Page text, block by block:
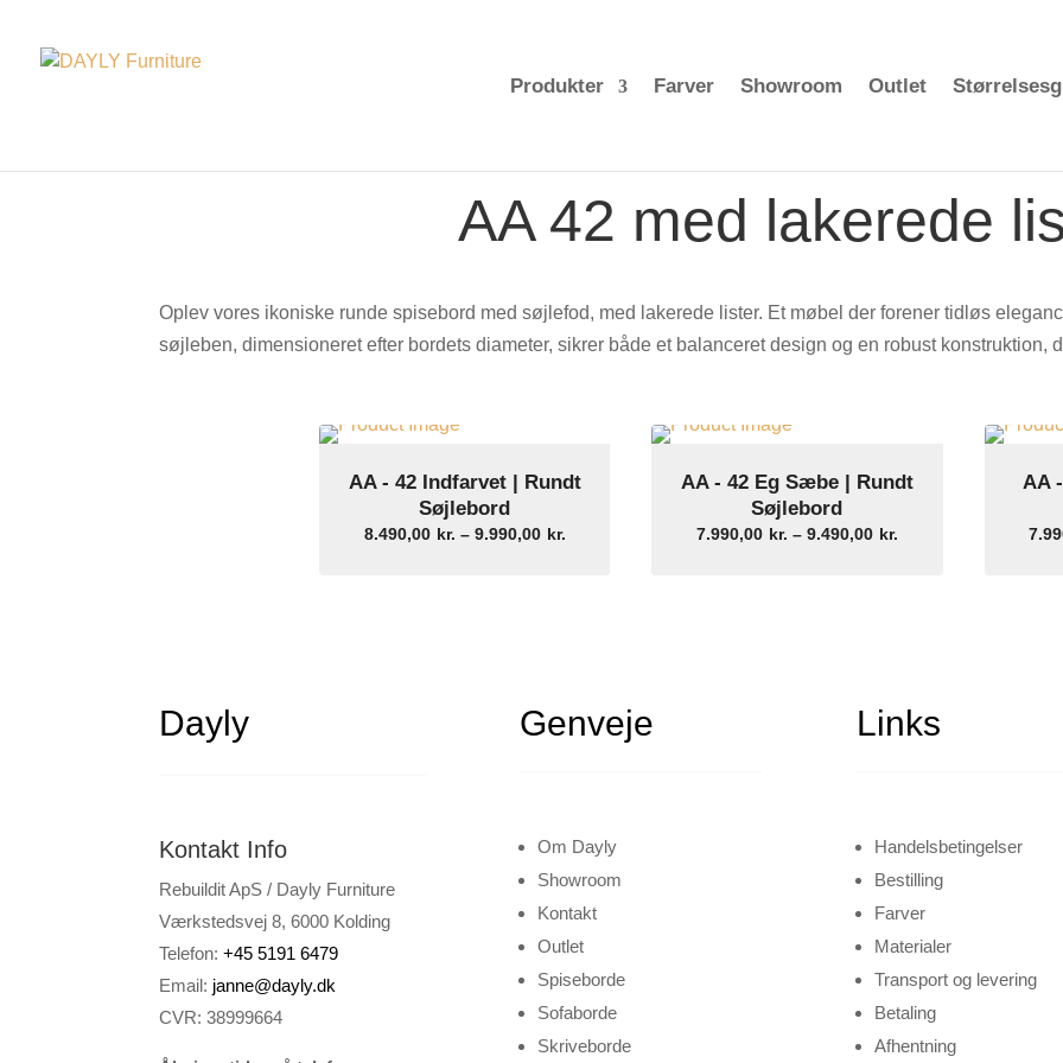
Produkter Farver Showroom Outlet
AA 42 med lakerede
Oplev vores ikoniske runde spisebord med søjlefod, med lakerede lister. Et møbel der forener tidløs
søjleben, dimensioneret efter bordets diameter, sikrer både et balanceret design og en robust konstruktion,
Select Options
AA - 42 Indfarvet | Rundt
Søjlebord
8.490,00 kr. – 9.990,00 kr.
Select Options
AA - 42 Eg Sæbe | Rundt
Søjlebord
7.990,00 kr. – 9.490,00 kr.
AA
Dayly
Kontakt Info
Rebuildit ApS / Dayly Furniture
Værkstedsvej 8, 6000 Kolding
Telefon:+45 5191 6479
Email: janne@dayly.dk
CVR: 38999664
Genveje
Om Dayly
Showroom
Kontakt
Outlet
Spiseborde
Sofaborde
Skriveborde
Links
Handelsbetingelser
Bestilling
Farver
Materialer
Transport og levering
Betaling
Afhentning